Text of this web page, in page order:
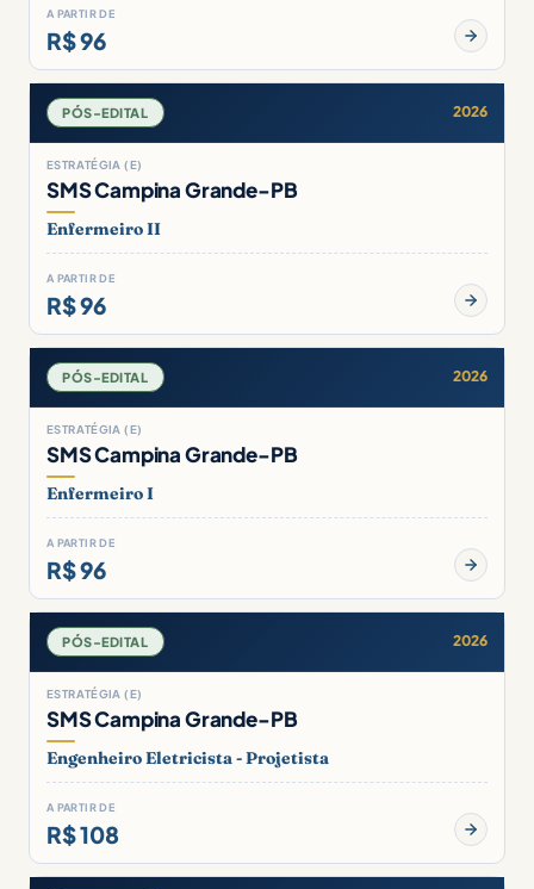
A PARTIR DE
R$ 96
PÓS-EDITAL 2026
ESTRATÉGIA (E)
SMS Campina Grande-PB
Enfermeiro II
A PARTIR DE
R$ 96
PÓS-EDITAL 2026
ESTRATÉGIA (E)
SMS Campina Grande-PB
Enfermeiro I
A PARTIR DE
R$ 96
PÓS-EDITAL 2026
ESTRATÉGIA (E)
SMS Campina Grande-PB
Engenheiro Eletricista - Projetista
A PARTIR DE
R$ 108